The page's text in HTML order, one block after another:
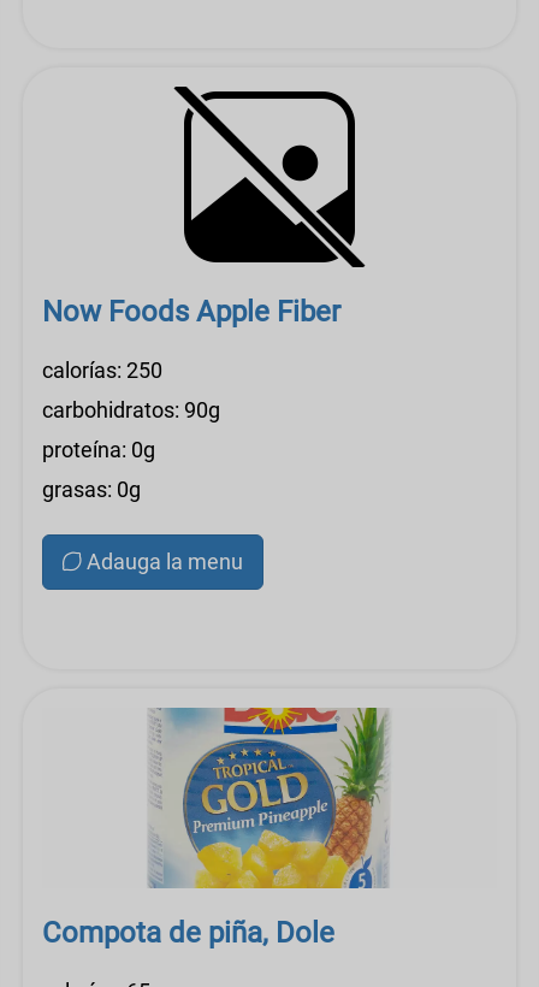
Now Foods Apple Fiber
calorías: 250
carbohidratos: 90g
proteína: 0g
grasas: 0g
Adauga la menu
Compota de piña, Dole